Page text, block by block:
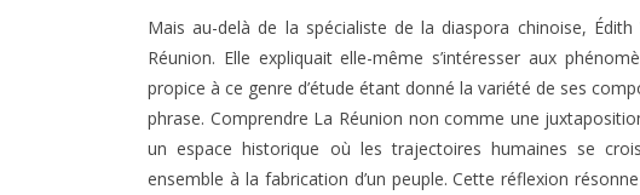
Mais au-delà de la spécialiste de la diaspora chinoise,
Réunion. Elle expliquait elle-même s’intéresser aux
propice à ce genre d’étude étant donné la variété de ses
phrase. Comprendre La Réunion non comme une
un espace historique où les trajectoires humaines se
ensemble à la fabrication d’un peuple. Cette réflexion